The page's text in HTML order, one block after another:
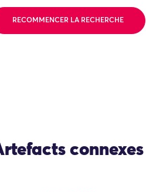
RECOMMENCER LA RECHERCHE
connexes